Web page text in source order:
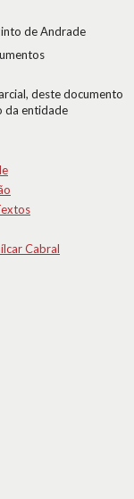
de Andrade
deste documento
da entidade
Cabral